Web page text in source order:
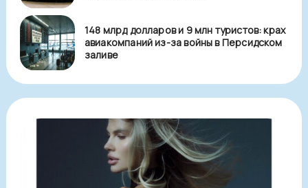
148 млрд долларов и 9 млн туристов: крах
авиакомпаний из-за войны в Персидском
заливе